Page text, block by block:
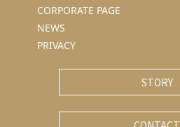
CORPORATE PAGE
NEWS
PRIVACY
STORY